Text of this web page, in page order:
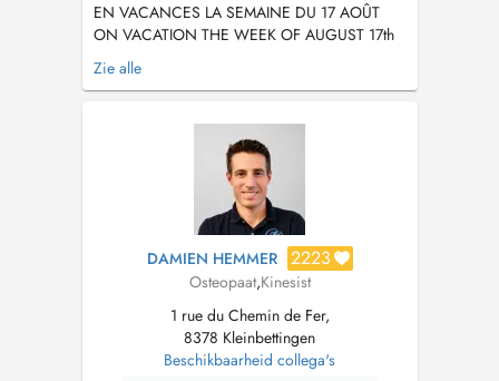
EN VACANCES LA SEMAINE DU 17 AOÛT
ON VACATION THE WEEK OF AUGUST 17th
Diplômée d'un Master de spécialisation en
Ostéopathie de l'Université Libre de Bruxelles,
cursus me permettent de vous prendre en
charge en toute sécurité, au moyen d'une
Zie alle
DAMIEN HEMMER 2223
Osteopaat,Kinesist
1 rue du Chemin de Fer,
8378 Kleinbettingen
Beschikbaarheid collega's